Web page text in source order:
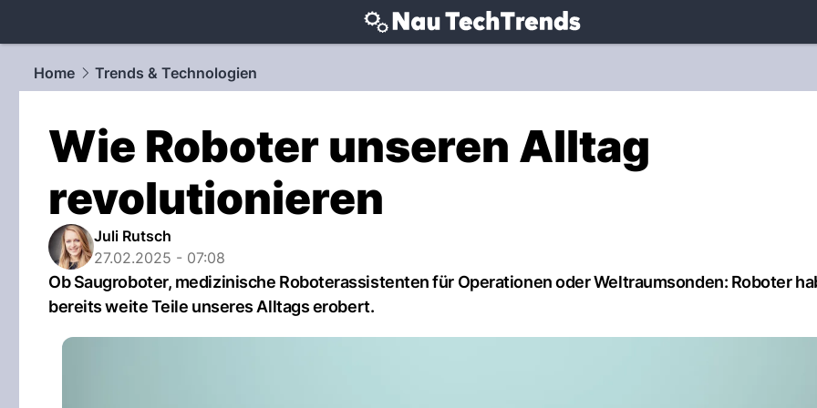
techtrends.NAU.ch
Home
Trends & Technologien
Wie Roboter unseren Alltag
revolutionieren
Juli Rutsch
27.02.2025 - 07:08
Ob Saugroboter, medizinische Roboterassistenten für Operationen oder Weltraumsonden: Roboter
bereits weite Teile unseres Alltags erobert.